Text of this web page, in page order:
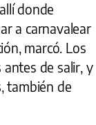
donde
a carnavalear
marcó. Los
de salir, y
también de